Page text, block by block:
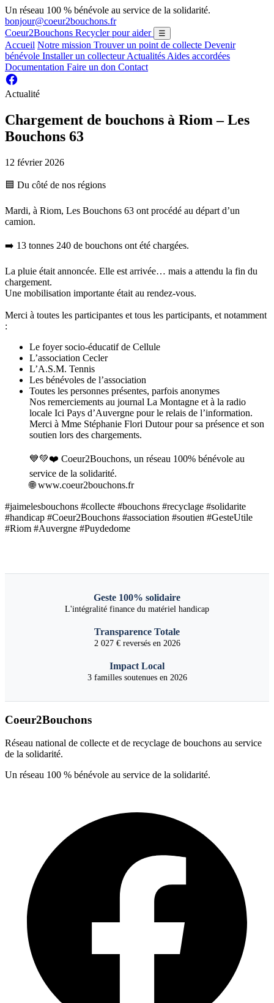
Un réseau 100 % bénévole au service de la solidarité.
bonjour@coeur2bouchons.fr
Coeur2Bouchons Recycler pour aider ☰
Accueil Notre mission Trouver un point de collecte Devenir
bénévole Installer un collecteurActualités Aides accordées
Documentation Faire un don Contact
Actualité
Chargement de bouchons à Riom – Les
Bouchons 63
12 février 2026
🟦 Du côté de nos régions
Mardi, à Riom, Les Bouchons 63 ont procédé au départ d’un
camion.
➡️ 13 tonnes 240 de bouchons ont été chargées.
La pluie était annoncée. Elle est arrivée… mais a attendu la fin du
chargement.
Une mobilisation importante était au rendez-vous.
Merci à toutes les participantes et tous les participants, et notamment
:
Le foyer socio-éducatif de Cellule
L’association Cecler
L’A.S.M. Tennis
Les bénévoles de l’association
Toutes les personnes présentes, parfois anonymes
Nos remerciements au journal La Montagne et à la radio
locale Ici Pays d’Auvergne pour le relais de l’information.
Merci à Mme Stéphanie Flori Dutour pour sa présence et son
soutien lors des chargements.
💙💚❤️ Coeur2Bouchons, un réseau 100% bénévole au
service de la solidarité.
🌐 www.coeur2bouchons.fr
#jaimelesbouchons #collecte #bouchons #recyclage #solidarite
#handicap #Coeur2Bouchons #association #soutien #GesteUtile
#Riom #Auvergne #Puydedome
Geste 100% solidaire
L'intégralité finance du matériel handicap
Transparence Totale
2 027 € reversés en 2026
Impact Local
3 familles soutenues en 2026
Coeur2Bouchons
Réseau national de collecte et de recyclage de bouchons au service
de la solidarité.
Un réseau 100 % bénévole au service de la solidarité.